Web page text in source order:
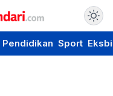
Pendidikan Sport